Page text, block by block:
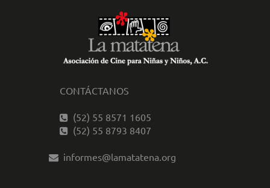
CONTÁCTANOS
(52) 55 8571 1605
(52) 55 8793 8407
informes@lamatatena.org